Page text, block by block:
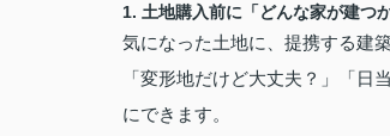
1. 土地購入前に「どんな家が建つ
気になった土地に、提携する建
「変形地だけど大丈夫？」「
にできます。